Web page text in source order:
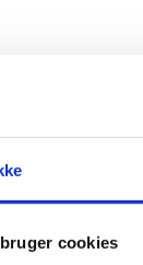
cookies